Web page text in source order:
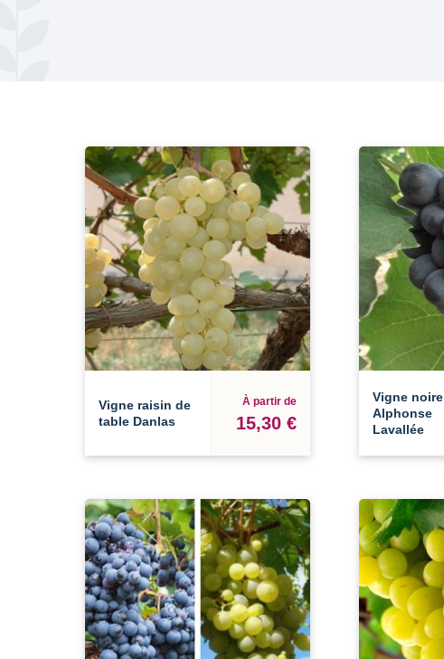
Vigne raisin de
table Danlas
À partir de
15,30 €
Vigne noire
Alphonse
Lavallée